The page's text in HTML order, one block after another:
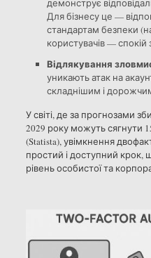
Для бізнесу це —
стандартам безпеки
користувачів — спокій
Відлякування
уникають атак на
складнішим і
У світі, де за прогнозами
2029 року можуть сягнути
(Statista), увімкнення
простий і доступний крок,
рівень особистої та